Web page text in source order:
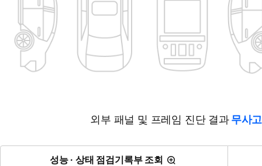
외부 패널 및 프레임 진단 결과 무사
성능 · 상태 점검기록부 조회